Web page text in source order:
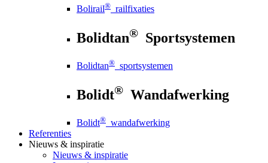
Bolirail® railfixaties
Bolidtan® Sportsystemen
Bolidtan® sportsystemen
Bolidt® Wandafwerking
Bolidt® wandafwerking
Referenties
Nieuws & inspiratie
Nieuws & inspiratie